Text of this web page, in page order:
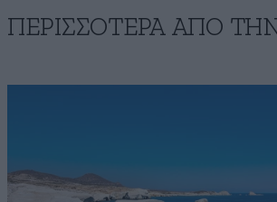
ΠΕΡΙΣΣΟΤΕΡΑ ΑΠΟ